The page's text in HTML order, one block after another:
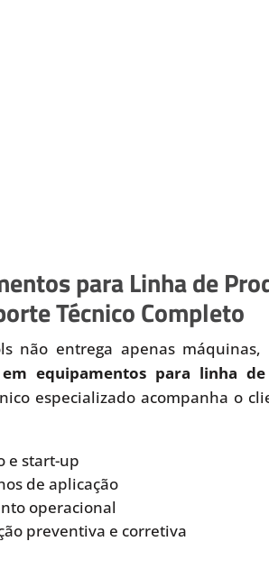
para Linha de
Técnico Completo
não entrega apenas máquinas,
equipamentos para linha
especializado acompanha o
e start-up
de aplicação
operacional
preventiva e corretiva